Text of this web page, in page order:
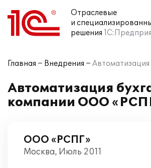
Отраслевые
и
решения
Главная Внедрения
Автоматизация
компании ООО
ООО «РСПГ»
Москва, Июль 2011